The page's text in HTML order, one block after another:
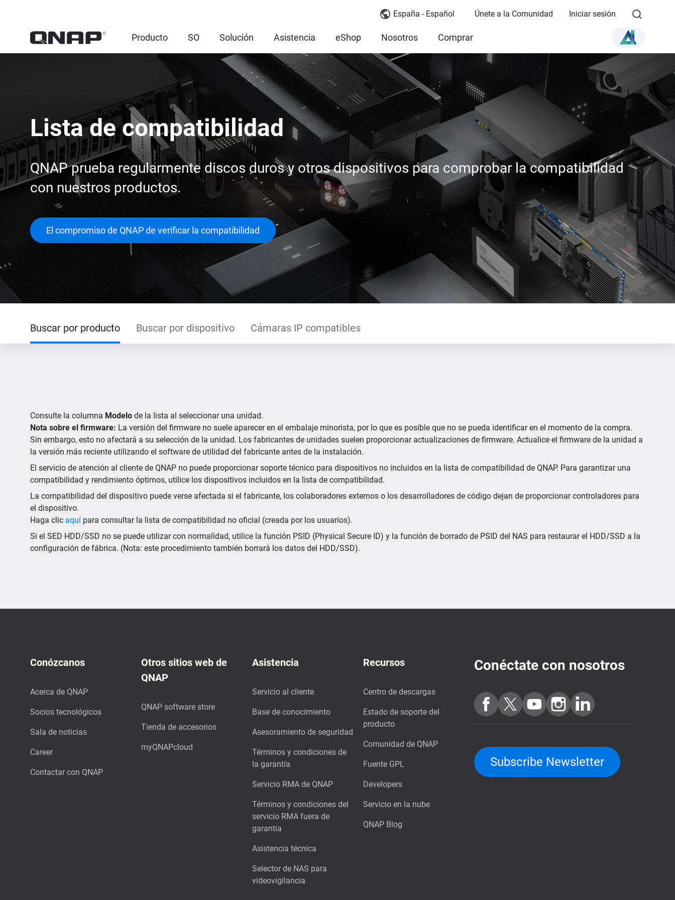
España - Español Únete a la Comunidad Iniciar sesión
Producto SO Solución Asistencia eShop Nosotros Comprar
Lista de compatibilidad
QNAP prueba regularmente discos duros y otros dispositivos para comprobar la compatibilidad
con nuestros productos.
El compromiso de QNAP de verificar la compatibilidad
Buscar por producto Buscar por dispositivo Cámaras IP compatibles
Consulte la columna Modelo de la lista al seleccionar una unidad.
Nota sobre el firmware: La versión del firmware no suele aparecer en el embalaje minorista, por lo que es posible que no se pueda identificar en el momento de la compra.
Sin embargo, esto no afectará a su selección de la unidad. Los fabricantes de unidades suelen proporcionar actualizaciones de firmware. Actualice el firmware de la unidad a
la versión más reciente utilizando el software de utilidad del fabricante antes de la instalación.
El servicio de atención al cliente de QNAP no puede proporcionar soporte técnico para dispositivos no incluidos en la lista de compatibilidad de QNAP. Para garantizar una
compatibilidad y rendimiento óptimos, utilice los dispositivos incluidos en la lista de compatibilidad.
La compatibilidad del dispositivo puede verse afectada si el fabricante, los colaboradores externos o los desarrolladores de código dejan de proporcionar controladores para
el dispositivo.
Haga clic aquí para consultar la lista de compatibilidad no oficial (creada por los usuarios).
Si el SED HDD/SSD no se puede utilizar con normalidad, utilice la función PSID (Physical Secure ID) y la función de borrado de PSID del NAS para restaurar el HDD/SSD a la
configuración de fábrica. (Nota: este procedimiento también borrará los datos del HDD/SSD).
Conózcanos
Acerca de QNAP
Socios tecnológicos
Sala de noticias
Career
Contactar con QNAP
Otros sitios web de
QNAP
QNAP software store
Tienda de accesorios
myQNAPcloud
Asistencia
Servicio al cliente
Base de conocimiento
Asesoramiento de seguridad
Términos y condiciones de
la garantía
Servicio RMA de QNAP
Términos y condiciones del
servicio RMA fuera de
garantía
Asistencia técnica
Selector de NAS para
videovigilancia
Recursos
Centro de descargas
Estado de soporte del
producto
Comunidad de QNAP
Fuente GPL
Developers
Servicio en la nube
QNAP Blog
Conéctate con nosotros
Subscribe Newsletter